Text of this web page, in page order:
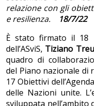
relazione con gli
e resilienza.
18/7/22
È stato firmato il 18
dell’ASviS, Tiziano Treu
quadro di
del Piano nazionale di
17 Obiettivi
delle Nazioni unite.
sviluppata